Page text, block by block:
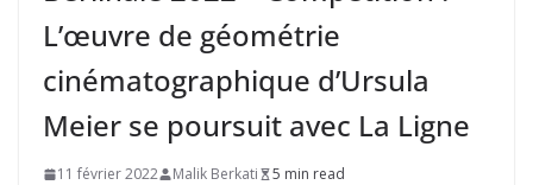
L’œuvre de géométrie
cinématographique d’Ursula
Meier se poursuit avec La Ligne
11 février 2022 Malik Berkati
5 min read